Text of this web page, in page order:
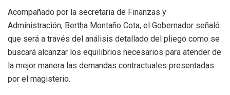
Acompañado por la secretaria de Finanzas y
Administración, Bertha Montaño Cota, el Gobernador señaló
que será a través del análisis detallado del pliego como se
buscará alcanzar los equilibrios necesarios para atender de
la mejor manera las demandas contractuales presentadas
por el magisterio.